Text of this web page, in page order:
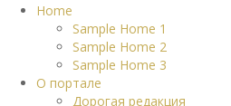
Home
Sample Home 1
Sample Home 2
Sample Home 3
О портале
Дорогая редакция